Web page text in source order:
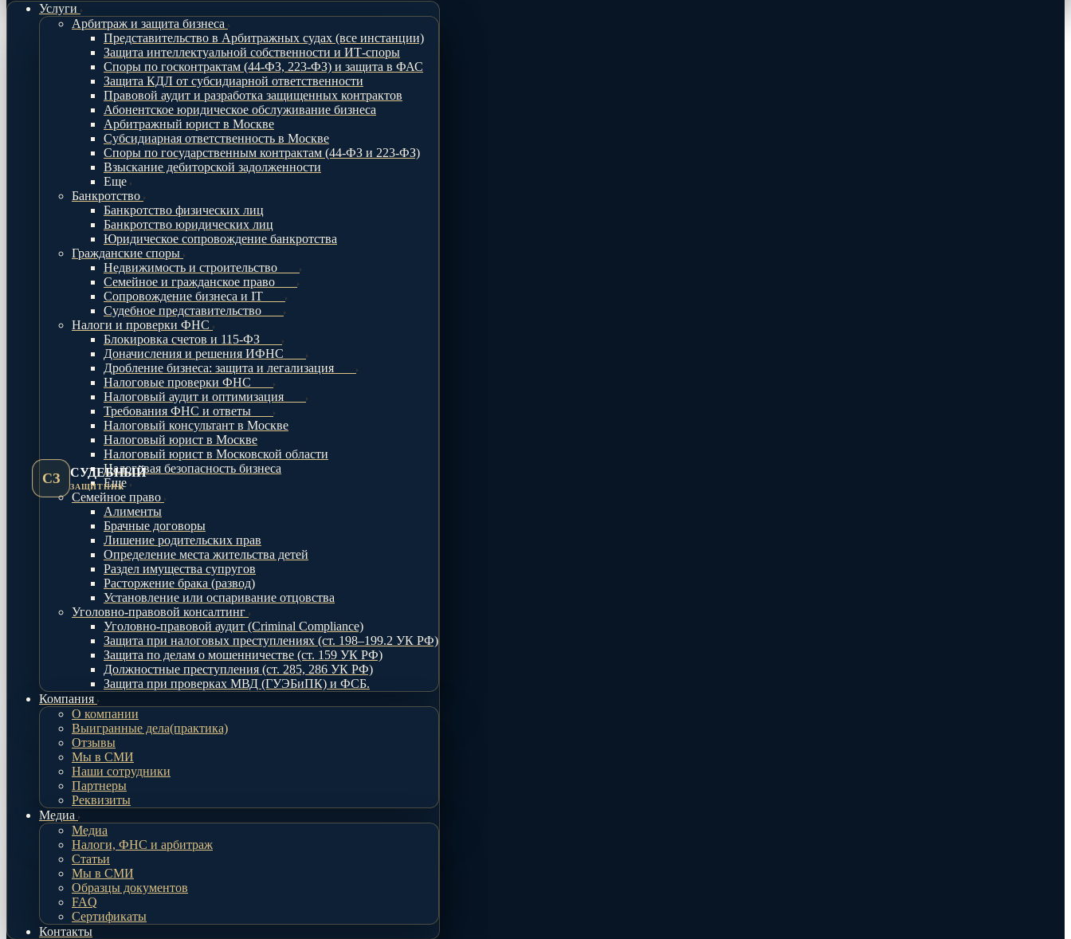
СЗ СУДЕБНЫЙ
ЗАЩИТНИК
Услуги
Арбитраж и защита бизнеса
Представительство в Арбитражных судах (все инстанции)
Защита интеллектуальной собственности и ИТ-споры
Споры по госконтрактам (44-ФЗ, 223-ФЗ) и защита в ФАС
Защита КДЛ от субсидиарной ответственности
Правовой аудит и разработка защищенных контрактов
Абонентское юридическое обслуживание бизнеса
Арбитражный юрист в Москве
Субсидиарная ответственность в Москве
Споры по государственным контрактам (44-ФЗ и 223-ФЗ)
Взыскание дебиторской задолженности
Еще
Банкротство
Банкротство физических лиц
Банкротство юридических лиц
Юридическое сопровождение банкротства
Гражданские споры
Недвижимость и строительство
Семейное и гражданское право
Сопровождение бизнеса и IT
Судебное представительство
Налоги и проверки ФНС
Блокировка счетов и 115-ФЗ
Доначисления и решения ИФНС
Дробление бизнеса: защита и легализация
Налоговые проверки ФНС
Налоговый аудит и оптимизация
Требования ФНС и ответы
Налоговый консультант в Москве
Налоговый юрист в Москве
Налоговый юрист в Московской области
Налоговая безопасность бизнеса
Еще
Семейное право
Алименты
Брачные договоры
Лишение родительских прав
Определение места жительства детей
Раздел имущества супругов
Расторжение брака (развод)
Установление или оспаривание отцовства
Уголовно-правовой консалтинг
Уголовно-правовой аудит (Criminal Compliance)
Защита при налоговых преступлениях (ст. 198–199.2 УК РФ)
Защита по делам о мошенничестве (ст. 159 УК РФ)
Должностные преступления (ст. 285, 286 УК РФ)
Защита при проверках МВД (ГУЭБиПК) и ФСБ.
Компания
О компании
Выигранные дела(практика)
Отзывы
Мы в СМИ
Наши сотрудники
Партнеры
Реквизиты
Медиа
Медиа
Налоги, ФНС и арбитраж
Статьи
Мы в СМИ
Образцы документов
FAQ
Сертификаты
Контакты